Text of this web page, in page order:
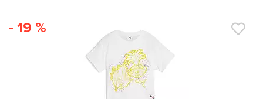
- 19 %